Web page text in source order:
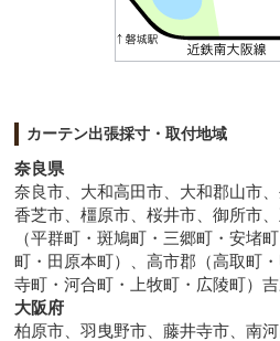
カーテン出張採寸・取付地域
奈良県
奈良市、大和高田市、大和郡山市
香芝市、橿原市、桜井市、御所市
（平群町・斑鳩町・三郷町・安堵
町・田原本町）、高市郡（高取町
寺町・河合町・上牧町・広陵町）
大阪府
柏原市、羽曳野市、藤井寺市、南